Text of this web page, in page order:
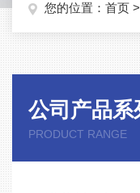
您的位置： 首页 >
公司产品系
PRODUCT RANGE